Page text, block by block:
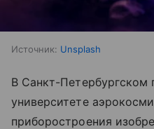
Источник: Unsplash
В Санкт-Петербургском
университете
приборостроения